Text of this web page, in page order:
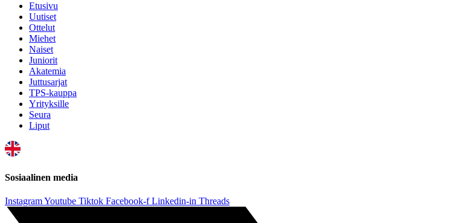
Etusivu
Uutiset
Ottelut
Miehet
Naiset
Juniorit
Akatemia
Juttusarjat
TPS-kauppa
Yrityksille
Seura
Liput
Sosiaalinen media
InstagramYoutube Tiktok Facebook-f Linkedin-in Threads